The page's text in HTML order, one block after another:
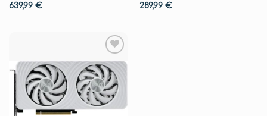
639,99 €
289,99 €
Aggiungi
alla lista
dei
desideri